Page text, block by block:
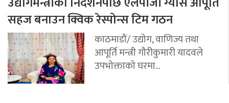
सहज बनाउन क्विक रेस्पोन्स टिम गठन
काठमाडौं/ उद्योग, वाणिज्य तथा
आपूर्ति मन्त्री गौरीकुमारी यादवले
उपभोक्ताको घरमा...